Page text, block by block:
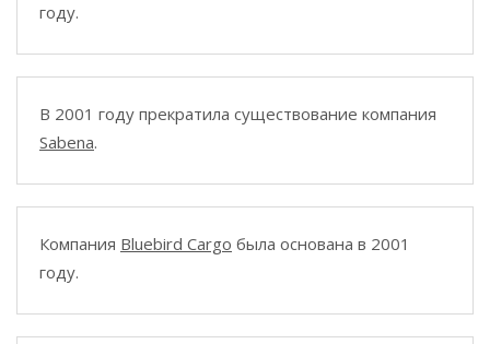
году.
В 2001 году прекратила существование компания
Sabena.
Компания Bluebird Cargo была основана в 2001
году.